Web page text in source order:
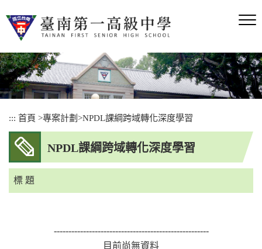
到
內
容
區
塊
::: 首頁 >專案計劃 >NPDL課綱跨域轉化深度學習
NPDL課綱跨域轉化深度學習
標 題
-----------------------------------------------------
目前尚無資料